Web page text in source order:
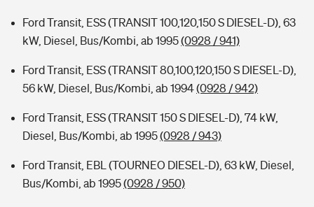
Ford Transit, ESS (TRANSIT 100,120,150 S DIESEL-D), 63
kW, Diesel, Bus/Kombi, ab 1995(0928 / 941)
Ford Transit, ESS (TRANSIT 80,100,120,150 S DIESEL-D),
56 kW, Diesel, Bus/Kombi, ab 1994(0928 / 942)
Ford Transit, ESS (TRANSIT 150 S DIESEL-D), 74 kW,
Diesel, Bus/Kombi, ab 1995(0928 / 943)
Ford Transit, EBL (TOURNEO DIESEL-D), 63 kW, Diesel,
Bus/Kombi, ab 1995(0928 / 950)